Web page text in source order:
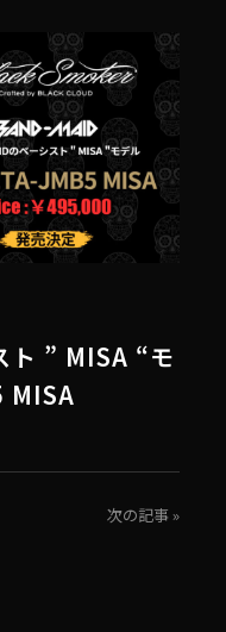
ト ” MISA “モ
MISA
次の記事 »